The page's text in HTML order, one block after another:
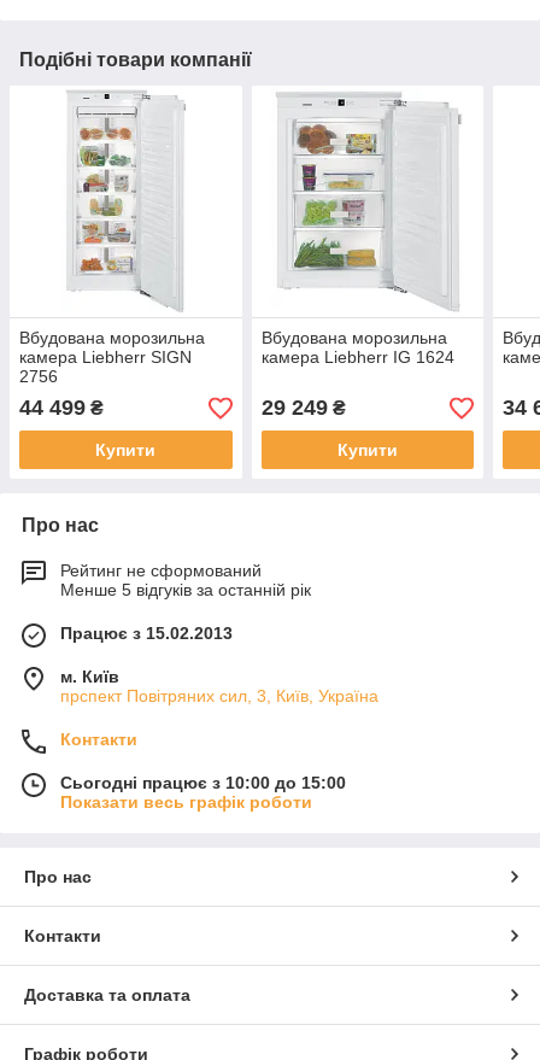
Подібні товари компанії
Вбудована морозильна
камера Liebherr SIGN
2756
44 499 ₴
Купити
Вбудована морозильна
камера Liebherr IG 1624
29 249₴
Купити
34
Про нас
Рейтинг не сформований
Менше 5 відгуків за останній рік
Працює з 15.02.2013
м. Київ
прспект Повітряних сил, 3, Київ, Україна
Контакти
Сьогодні працює з 10:00 до 15:00
Показати весь графік роботи
Про нас
Контакти
Доставка та оплата
Графік роботи